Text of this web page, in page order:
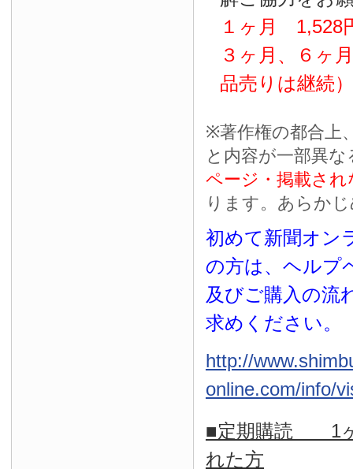
１ヶ月 1,528
３ヶ月、６ヶ
品売りは継続）
※著作権の都合上
と内容が一部異な
ページ・掲載され
ります。あらか
初めて新聞オン
の方は、ヘルプ
及びご購入の流
求めください。
http://
online.com/info/
■定期購読 1ヶ
れた方